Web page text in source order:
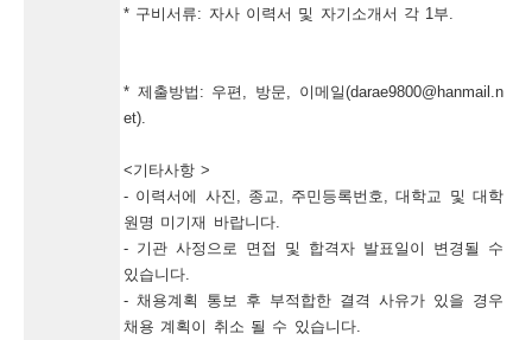
* 구비서류: 자사 이력서 및 자기소개서 각 1부.
* 제출방법: 우편, 방문, 이메일(darae9800@hanmail.n
et).
<기타사항 >
- 이력서에 사진, 종교, 주민등록번호, 대학교 및 대학
원명 미기재 바랍니다.
- 기관 사정으로 면접 및 합격자 발표일이 변경될 수
있습니다.
- 채용계획 통보 후 부적합한 결격 사유가 있을 경우
채용 계획이 취소 될 수 있습니다.